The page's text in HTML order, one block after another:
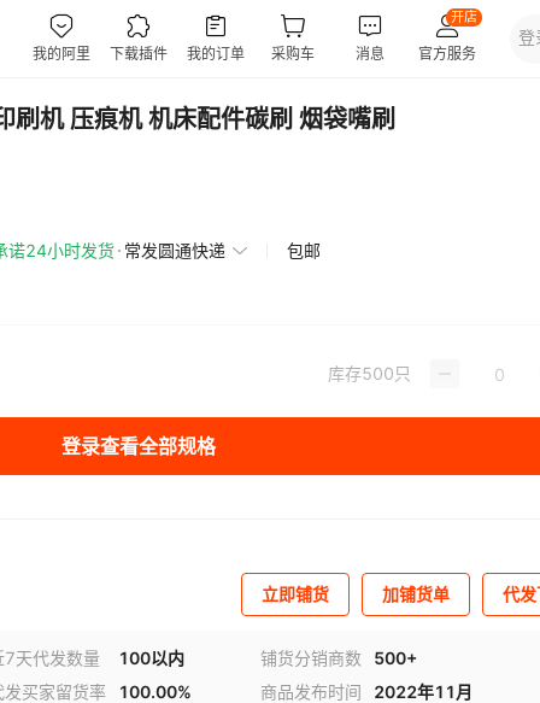
机 压痕机 机床配件碳刷 烟袋嘴刷
诺24小时发货 常发圆通快递 包邮
库存500只
登录查看全部规格
立即铺货 加铺货单 代
7天代发数量 100以内 铺货分销商数
500+
发买家留货率
100.00% 商品发布时间 2022年11月